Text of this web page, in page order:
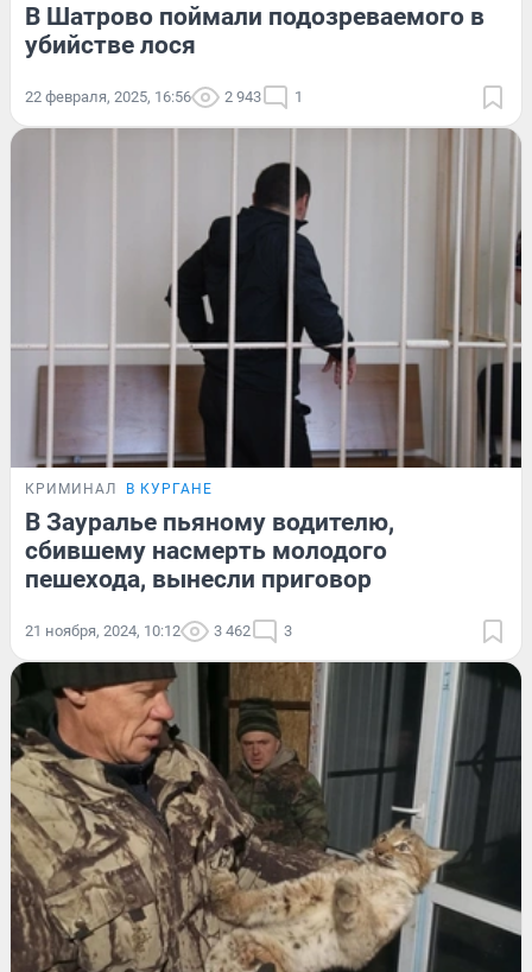
В Шатрово поймали подозреваемого в
убийстве лося
22 февраля, 2025, 16:56 2 943 1
КРИМИНАЛ В КУРГАНЕ
В Зауралье пьяному водителю,
сбившему насмерть молодого
пешехода, вынесли приговор
21 ноября, 2024, 10:12 3 462 3